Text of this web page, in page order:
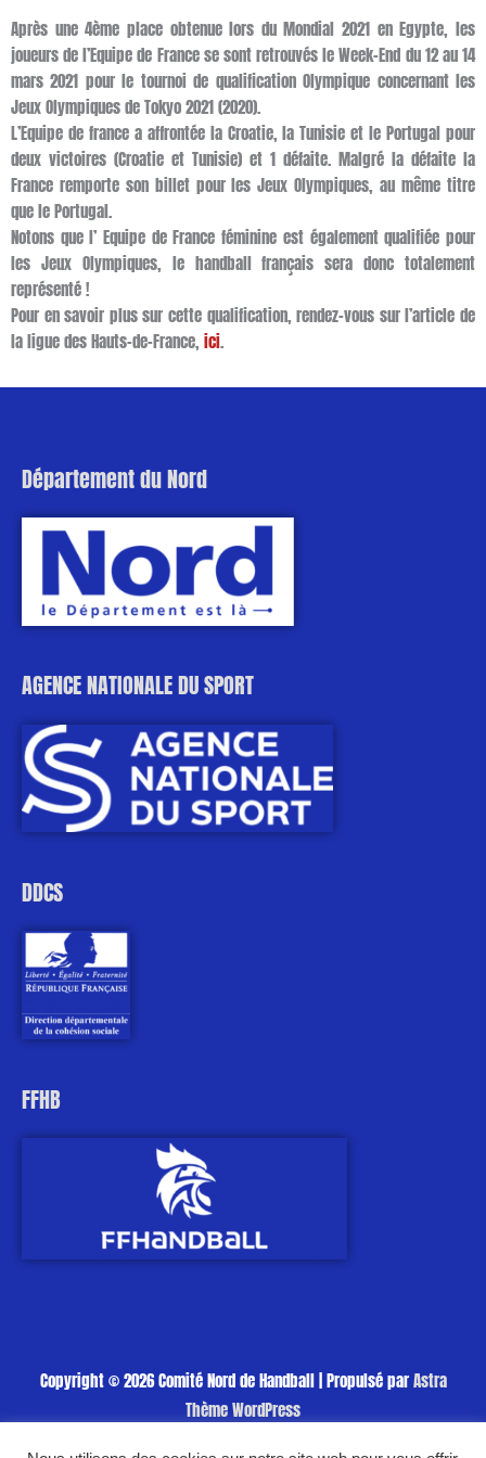
Après une 4ème place obtenue lors du Mondial 2021 en Egypte, les
joueurs de l’Equipe de France se sont retrouvés le Week-End du 12 au 14
mars 2021 pour le tournoi de qualification Olympique concernant les
Jeux Olympiques de Tokyo 2021 (2020).
L’Equipe de france a affrontée la Croatie, la Tunisie et le Portugal pour
deux victoires (Croatie et Tunisie) et 1 défaite. Malgré la défaite la
France remporte son billet pour les Jeux Olympiques, au même titre
que le Portugal.
Notons que l’ Equipe de France féminine est également qualifiée pour
les Jeux Olympiques, le handball français sera donc totalement
représenté !
Pour en savoir plus sur cette qualification, rendez-vous sur l’article de
la ligue des Hauts-de-France, ici.
Département du Nord
AGENCE NATIONALE DU SPORT
DDCS
FFHB
Copyright © 2026Comité Nord de Handball| Propulsé parAstra
Thème WordPress